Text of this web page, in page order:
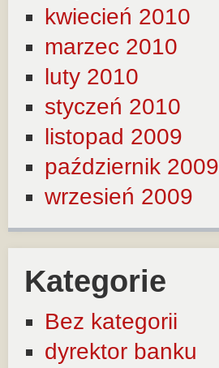
kwiecień 2010
marzec 2010
luty 2010
styczeń 2010
listopad 2009
październik 2009
wrzesień 2009
Kategorie
Bez kategorii
dyrektor banku